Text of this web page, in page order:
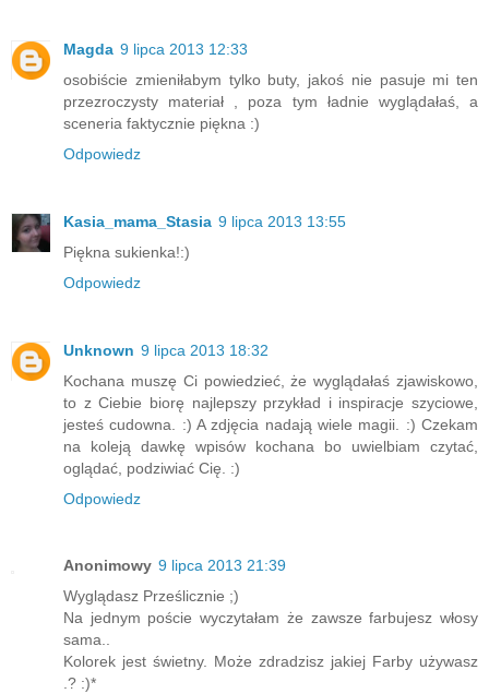
Magda 9 lipca 2013 12:33
osobiście zmieniłabym tylko buty, jakoś nie pasuje mi ten
przezroczysty materiał , poza tym ładnie wyglądałaś, a
sceneria faktycznie piękna :)
Odpowiedz
Kasia_mama_Stasia 9 lipca 2013 13:55
Piękna sukienka!:)
Odpowiedz
Unknown 9 lipca 2013 18:32
Kochana muszę Ci powiedzieć, że wyglądałaś zjawiskowo,
to z Ciebie biorę najlepszy przykład i inspiracje szyciowe,
jesteś cudowna. :) A zdjęcia nadają wiele magii. :) Czekam
na koleją dawkę wpisów kochana bo uwielbiam czytać,
oglądać, podziwiać Cię. :)
Odpowiedz
Anonimowy 9 lipca 2013 21:39
Wyglądasz Prześlicznie ;)
Na jednym poście wyczytałam że zawsze farbujesz włosy
sama..
Kolorek jest świetny. Może zdradzisz jakiej Farby używasz
.? :)*